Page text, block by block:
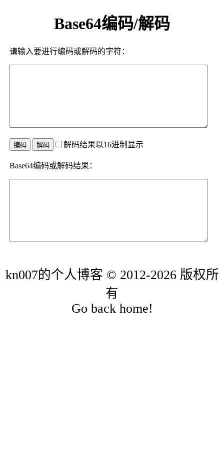
Base64编码/解码
请输入要进行编码或解码的字符：
解码结果以16进制显示
Base64编码或解码结果：
kn007的个人博客 © 2012-2026 版权所
有
Go back home!